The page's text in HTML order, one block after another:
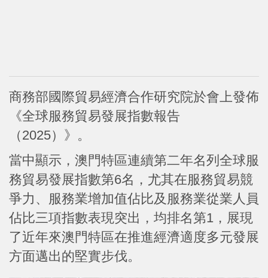
商務部國際貿易經濟合作研究院於會上發佈
《全球服務貿易發展指數報告
（2025）》。
當中顯示，澳門特區連續第二年名列全球服
務貿易發展指數第6名，尤其在服務貿易競
爭力、服務業增加值佔比及服務業從業人員
佔比三項指數表現突出，均排名第1，展現
了近年來澳門特區在推進經濟適度多元發展
方面邁出的堅實步伐。